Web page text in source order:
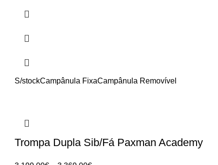
S/stockCampânula FixaCampânula Removível
Trompa Dupla Sib/Fá Paxman Academy